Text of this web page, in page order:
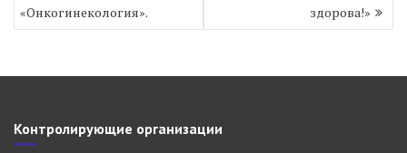
«Онкогинекология».
здорова!»
Контролирующие организации